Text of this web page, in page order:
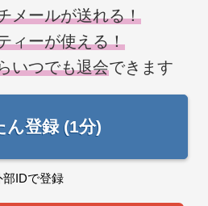
メールが送れる！
ィーが使える！
いつでも退会できます
ん登録 (1分)
部IDで登録